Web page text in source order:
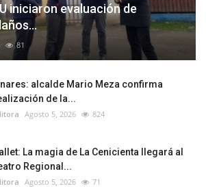
iniciaron evaluación de
81
alcalde Mario Meza confirma
de la...
Agosto 5, 2026 824
La magia de La Cenicienta llegará al
Regional...
Agosto 5, 2026 71